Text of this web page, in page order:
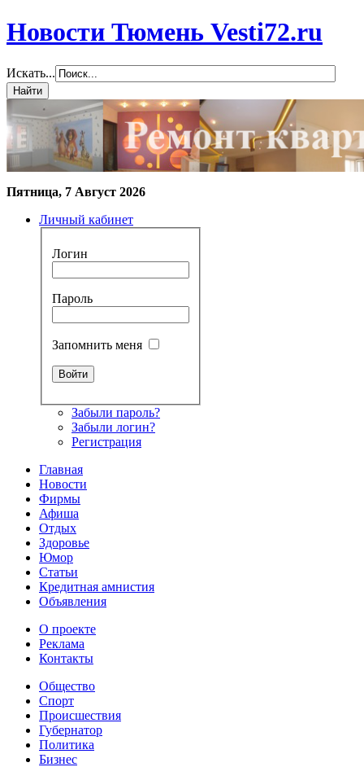
Новости Тюмень Vesti72.ru
Искать...
Пятница, 7 Август 2026
Личный кабинет
Логин
Пароль
Запомнить меня
Забыли пароль?
Забыли логин?
Регистрация
Главная
Новости
Фирмы
Афиша
Отдых
Здоровье
Юмор
Статьи
Кредитная амнистия
Объявления
О проекте
Реклама
Контакты
Общество
Спорт
Происшествия
Губернатор
Политика
Бизнес